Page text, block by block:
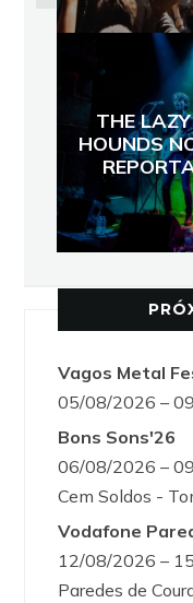
THE
HOUNDS
Vagos Metal
05/08/2026 –
Bons Sons'26
06/08/2026 –
Cem Soldos -
Vodafone
12/08/2026 –
Paredes de